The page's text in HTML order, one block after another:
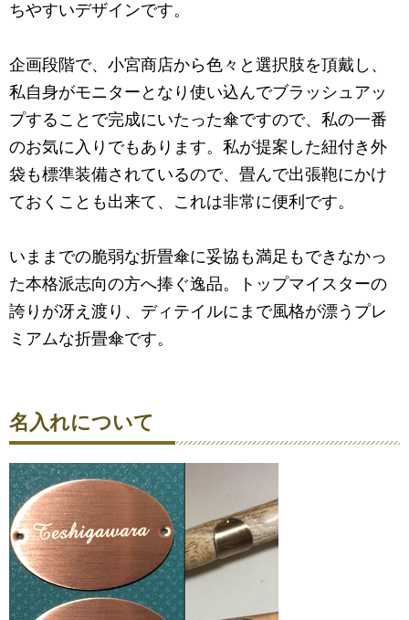
ちやすいデザインです。
企画段階で、小宮商店から色々と選択肢を頂戴し、
私自身がモニターとなり使い込んでブラッシュアッ
プすることで完成にいたった傘ですので、私の一番
のお気に入りでもあります。私が提案した紐付き外
袋も標準装備されているので、畳んで出張鞄にかけ
ておくことも出来て、これは非常に便利です。
いままでの脆弱な折畳傘に妥協も満足もできなかっ
た本格派志向の方へ捧ぐ逸品。トップマイスターの
誇りが冴え渡り、ディテイルにまで風格が漂うプレ
ミアムな折畳傘です。
名入れについて